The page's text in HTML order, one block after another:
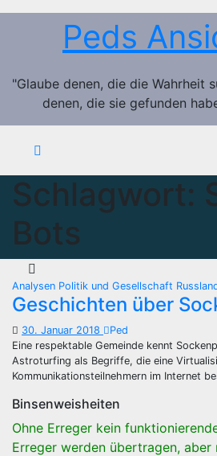
Zum
Peds
"Glaube denen, die die Wahrheit
denen, die sie gefunden
Schlagwort:
Bots
Analysen Politik und Gesellschaft
Geschichten über
30. Januar 2018
Ped
Eine respektable Gemeinde kennt
Astroturfing als Begriffe, die eine
Kommunikationsteilnehmern im Internet
Binsenweisheiten
Ohne Erreger kein
Erreger werden übertragen, aber